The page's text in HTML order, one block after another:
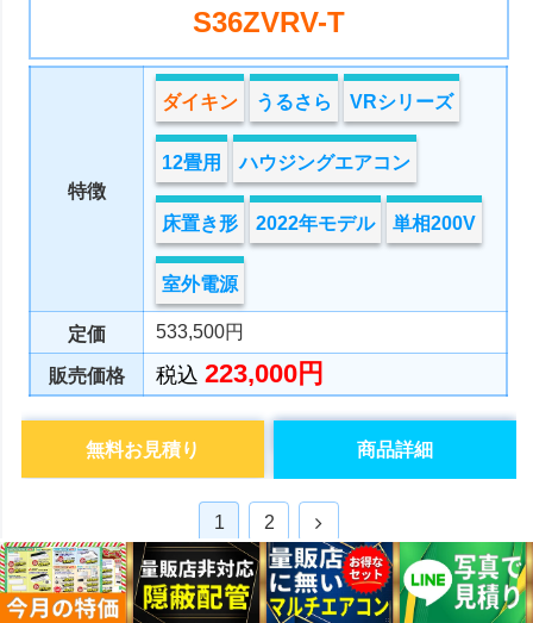
S36ZVRV-T
特徴
ダイキン うるさら VRシリーズ
12畳用 ハウジングエアコン
床置き形 2022年モデル 単相200V
室外電源
定価 533,500円
販売価格 税込223,000円
商品詳細
無料お見積り
1 2
次
へ